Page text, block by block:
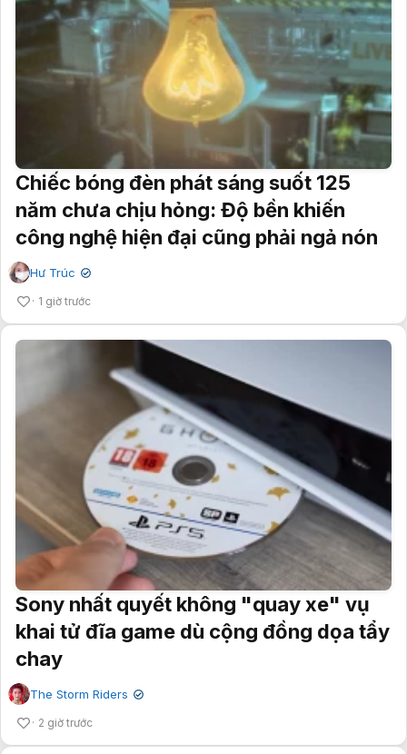
Chiếc bóng đèn phát sáng suốt 125
năm chưa chịu hỏng: Độ bền khiến
công nghệ hiện đại cũng phải ngả nón
Hư Trúc ✔
1 giờ trước
Sony nhất quyết không "quay xe" vụ
khai tử đĩa game dù cộng đồng dọa tẩy
chay
The Storm Riders ✔
2 giờ trước